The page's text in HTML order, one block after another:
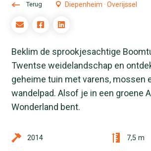
Terug Diepenheim · Overijssel
Beklim de sprookjesachtige
Twentse weidelandschap en
geheime tuin met varens, mossen
wandelpad. Alsof je in een groene
Wonderland bent.
2014 7,5 m